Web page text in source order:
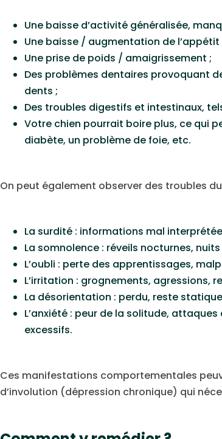
Une baisse d’activité généralisée,
Une baisse / augmentation de l’appétit
Une prise de poids / amaigrissement ;
Des problèmes dentaires provoquant
dents ;
Des troubles digestifs et intestinaux,
Votre chien pourrait boire plus, ce qui
diabète, un problème de foie, etc.
On peut également observer des troubles
La surdité : informations mal
La somnolence : réveils nocturnes,
L’oubli : perte des apprentissages,
L’irritation : grognements, agressions,
La désorientation : perdu, reste
L’anxiété : peur de la solitude,
excessifs.
Ces manifestations comportementales
d’involution (dépression chronique) qui